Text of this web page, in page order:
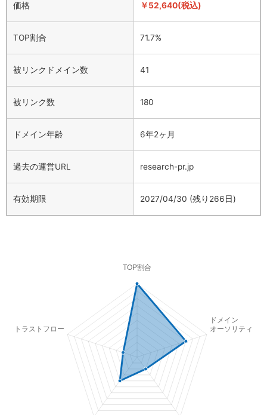
価格 ￥52,640(税込)
TOP割合 71.7%
被リンクドメイン数 41
被リンク数 180
ドメイン年齢 6年2ヶ月
過去の運営URL research-pr.jp
有効期限 2027/04/30 (残り266日)